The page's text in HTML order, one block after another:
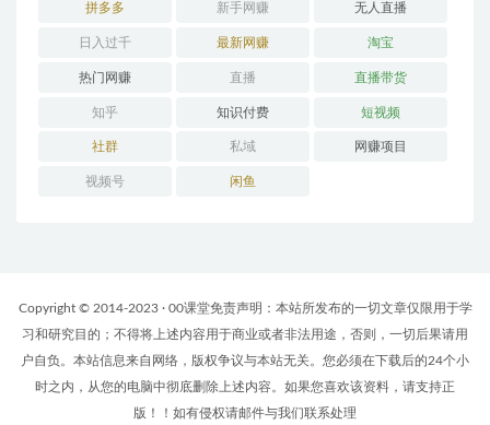
拼多多 新手网赚 无人直播
日入过千 最新网赚 淘宝
热门网赚 直播 直播带货
知乎 知识付费 短视频
社群 私域 网赚项目
视频号 闲鱼
Copyright © 2014-2023 · 00课堂免责声明：本站所发布的一切文章仅限用于学
习和研究目的；不得将上述内容用于商业或者非法用途，否则，一切后果请用
户自负。本站信息来自网络，版权争议与本站无关。您必须在下载后的24个小
时之内，从您的电脑中彻底删除上述内容。如果您喜欢该资料，请支持正
版！！如有侵权请邮件与我们联系处理